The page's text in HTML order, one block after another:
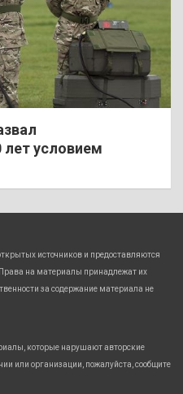
лет условием
источников и предоставляются
на материалы принадлежат их
за содержание материала не
которые нарушают авторские
или организации, пожалуйста, сообщите